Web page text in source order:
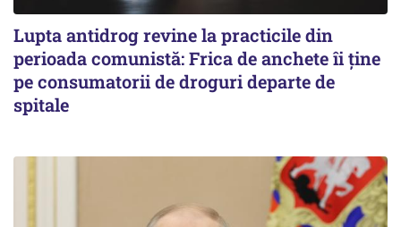
Lupta antidrog revine la practicile din
perioada comunistă: Frica de anchete îi ține
pe consumatorii de droguri departe de
spitale